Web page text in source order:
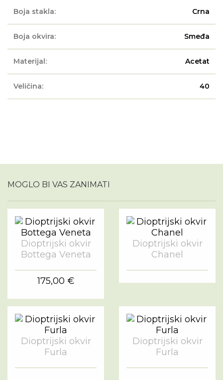
Boja stakla: Crna
Boja okvira: Smeđa
Materijal: Acetat
Veličina: 40
MOGLO BI VAS ZANIMATI
Dioptrijski okvir
Bottega Veneta
175,00 €
Dioptrijski okvir
Chanel
Dioptrijski okvir
Furla
Dioptrijski okvir
Furla